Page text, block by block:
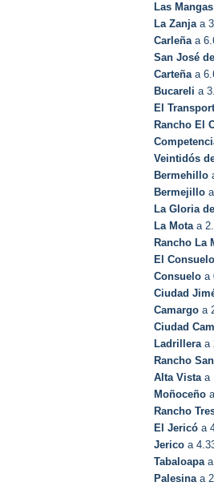
Las Mangas
La Zanjaa
Carleñaa
San José
Carteñaa
Bucareli a
El
Rancho El
Veintidós
Bermehillo
Bermejillo
La Gloria
La Motaa
Rancho La
El Consuelo
Consuelo a
Ciudad
Camargo a
Ciudad
Ladrilleraa
Rancho
Alta Vistaa
Moñoceño
Rancho
El Jericó a
Jerico a
Tabaloapaa
Palesinaa